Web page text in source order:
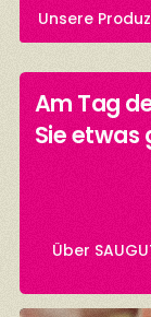
Unsere
Am Tag
Sie etwas
Über